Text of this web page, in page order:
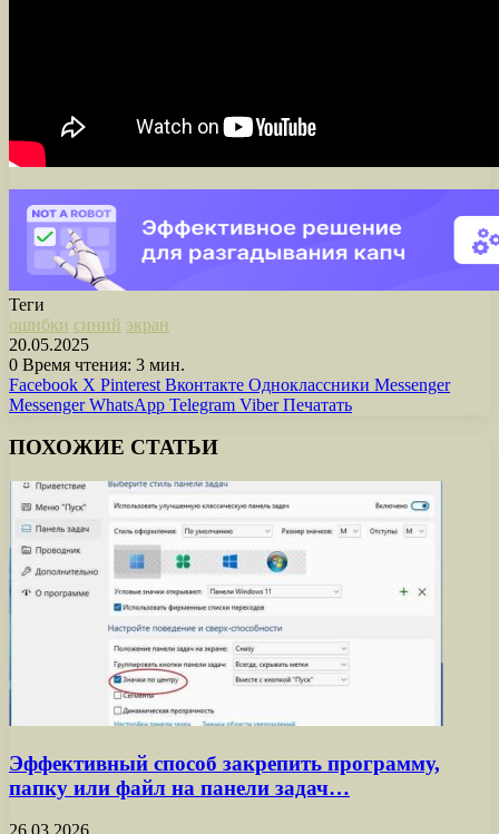
Теги
ошибки синий экран
20.05.2025
0 Время чтения: 3 мин.
Facebook X Pinterest Вконтакте Одноклассники Messenger
Messenger WhatsApp Telegram Viber Печатать
ПОХОЖИЕ СТАТЬИ
Эффективный способ закрепить программу,
папку или файл на панели задач…